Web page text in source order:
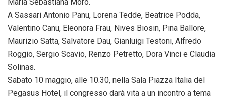
Maria Sebastiana Moro.
A Sassari Antonio Panu, Lorena Tedde, Beatrice Podda,
Valentino Canu, Eleonora Frau, Nives Biosin, Pina Ballore,
Maurizio Satta, Salvatore Dau, Gianluigi Testoni, Alfredo
Roggio, Sergio Scavio, Renzo Petretto, Dora Vinci e Claudia
Solinas.
Sabato 10 maggio, alle 10.30, nella Sala Piazza Italia del
Pegasus Hotel, il congresso darà vita a un incontro a tema